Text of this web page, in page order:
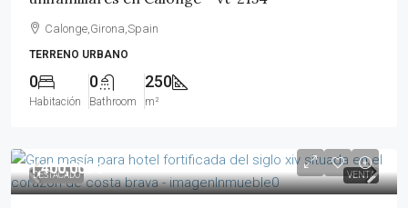
Calonge,Girona,Spain
TERRENO URBANO
0
Habitación
0
Bathroom
250
m²
DESTACADO VENTA
1,400,000€